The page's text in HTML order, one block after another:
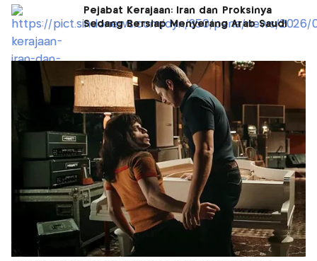
Pejabat Kerajaan: Iran dan Proksinya
Sedang Bersiap Menyerang Arab Saudi